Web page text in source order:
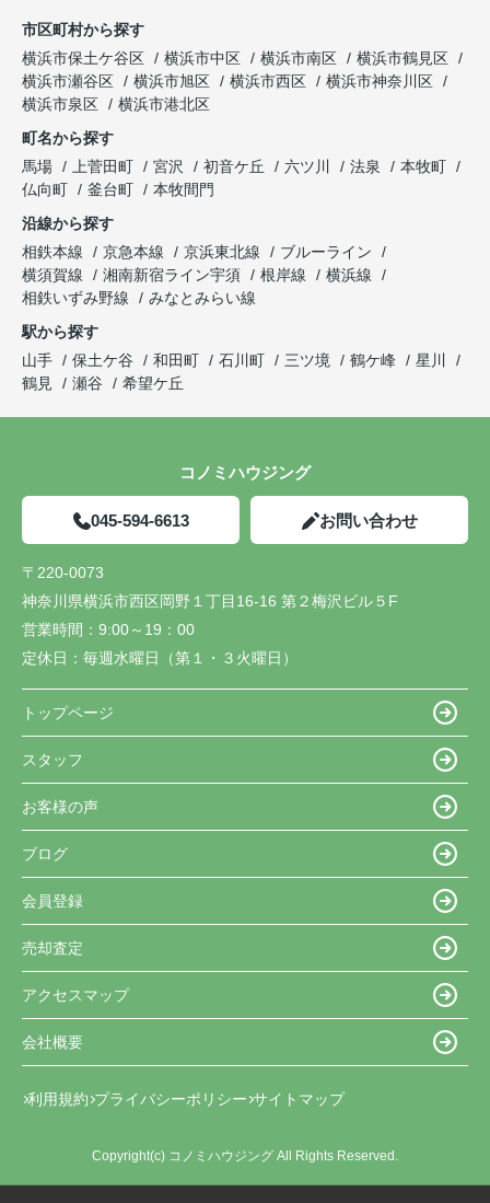
市区町村から探す
横浜市保土ケ谷区
横浜市中区 横浜市南区
横浜市鶴見区
横浜市瀬谷区
横浜市旭区 横浜市西区
横浜市神奈川区
横浜市泉区
横浜市港北区
町名から探す
馬場
上菅田町 宮沢 初音ケ丘 六ツ川 法泉
本牧町
仏向町
釜台町
本牧間門
沿線から探す
相鉄本線
京急本線 京浜東北線
ブルーライン
横須賀線
湘南新宿ライン宇須 根岸線
横浜線
相鉄いずみ野線
みなとみらい線
駅から探す
山手
保土ケ谷 和田町 石川町 三ツ境 鶴ケ峰
星川
鶴見
瀬谷 希望ケ丘
コノミハウジング
045-594-6613 お問い合わせ
〒220-0073
神奈川県横浜市西区岡野１丁目16-16 第２梅沢ビル５F
営業時間： 9:00～19：00
定休日： 毎週水曜日（第１・３火曜日）
トップページ
スタッフ
お客様の声
ブログ
会員登録
売却査定
アクセスマップ
会社概要
利用規約 プライバシーポリシー サイトマップ
Copyright(c) コノミハウジング All Rights Reserved.